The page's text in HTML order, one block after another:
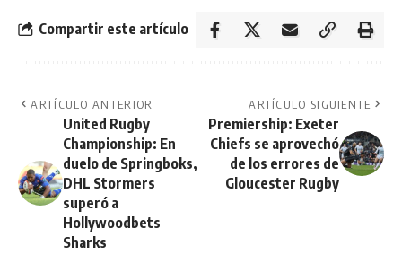
Compartir este artículo
ARTÍCULO ANTERIOR
United Rugby
Championship: En
duelo de Springboks,
DHL Stormers
superó a
Hollywoodbets
Sharks
ARTÍCULO SIGUIENTE
Premiership: Exeter
Chiefs se aprovechó
de los errores de
Gloucester Rugby